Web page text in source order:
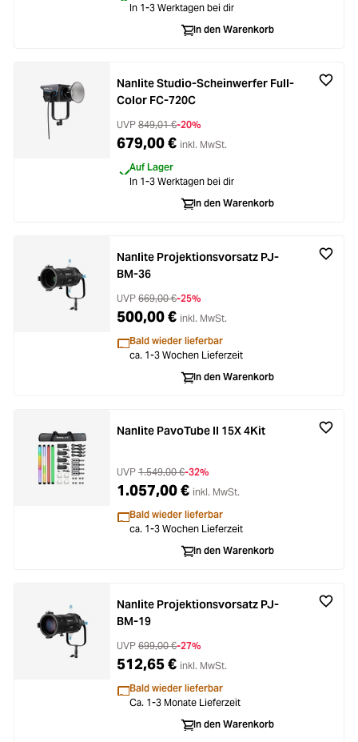
In 1-3 Werktagen bei dir
In den Warenkorb
Nanlite Studio-Scheinwerfer Full-
Color FC-720C
UVP 849,01 €-20%
679,00 € inkl. MwSt.
Auf Lager
In 1-3 Werktagen bei dir
In den Warenkorb
Nanlite Projektionsvorsatz PJ-
BM-36
UVP 669,00 €-25%
500,00 € inkl. MwSt.
Bald wieder lieferbar
ca. 1-3 Wochen Lieferzeit
In den Warenkorb
Nanlite PavoTube II 15X 4Kit
UVP 1.549,00 €-32%
1.057,00 € inkl. MwSt.
Bald wieder lieferbar
ca. 1-3 Wochen Lieferzeit
In den Warenkorb
Nanlite Projektionsvorsatz PJ-
BM-19
UVP 699,00 €-27%
512,65 € inkl. MwSt.
Bald wieder lieferbar
Ca. 1-3 Monate Lieferzeit
In den Warenkorb